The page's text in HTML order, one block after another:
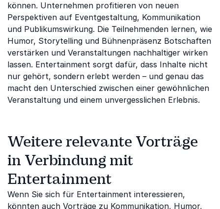
können. Unternehmen profitieren von neuen
Perspektiven auf Eventgestaltung, Kommunikation
und Publikumswirkung. Die Teilnehmenden lernen, wie
Humor, Storytelling und Bühnenpräsenz Botschaften
verstärken und Veranstaltungen nachhaltiger wirken
lassen. Entertainment sorgt dafür, dass Inhalte nicht
nur gehört, sondern erlebt werden – und genau das
macht den Unterschied zwischen einer gewöhnlichen
Veranstaltung und einem unvergesslichen Erlebnis.
Weitere relevante Vorträge
in Verbindung mit
Entertainment
Wenn Sie sich für Entertainment interessieren,
könnten auch Vorträge zu Kommunikation, Humor,